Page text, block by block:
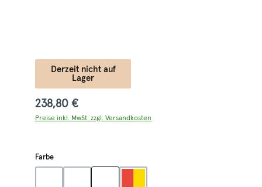
Derzeit nicht auf
Lager
238,80 €
Preise inkl. MwSt. zzgl. Versandkosten
Farbeauswählen